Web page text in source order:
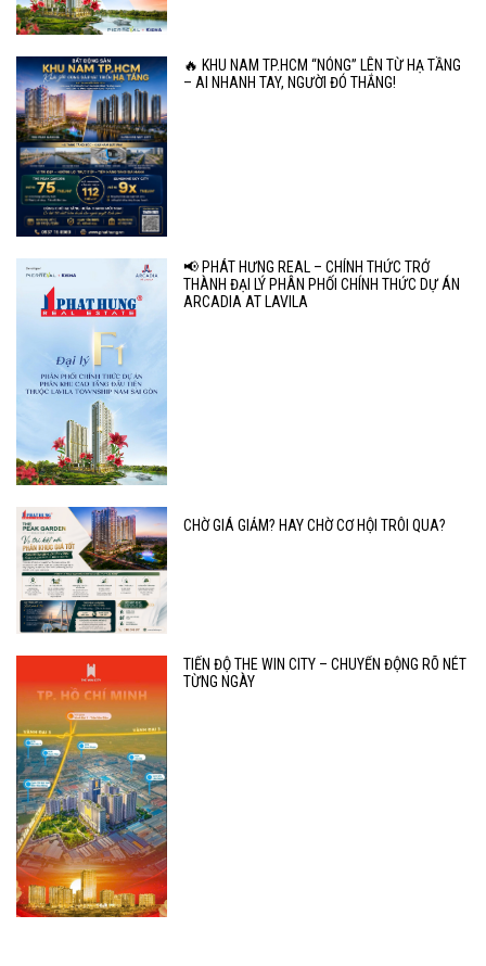
🔥 KHU NAM TP.HCM “NÓNG” LÊN TỪ HẠ TẦNG
– AI NHANH TAY, NGƯỜI ĐÓ THẮNG!
📢 PHÁT HƯNG REAL – CHÍNH THỨC TRỞ
THÀNH ĐẠI LÝ PHÂN PHỐI CHÍNH THỨC DỰ ÁN
ARCADIA AT LAVILA
CHỜ GIÁ GIẢM? HAY CHỜ CƠ HỘI TRÔI QUA?
TIẾN ĐỘ THE WIN CITY – CHUYỂN ĐỘNG RÕ NÉT
TỪNG NGÀY